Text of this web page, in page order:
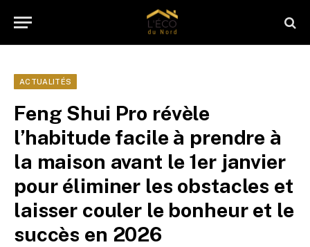
ACTUALITÉS
Feng Shui Pro révèle
l’habitude facile à prendre à
la maison avant le 1er janvier
pour éliminer les obstacles et
laisser couler le bonheur et le
succès en 2026